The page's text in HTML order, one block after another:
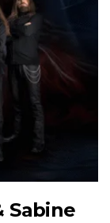
Sabine